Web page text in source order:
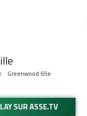
Greenwood 65e
SUR ASSE.TV